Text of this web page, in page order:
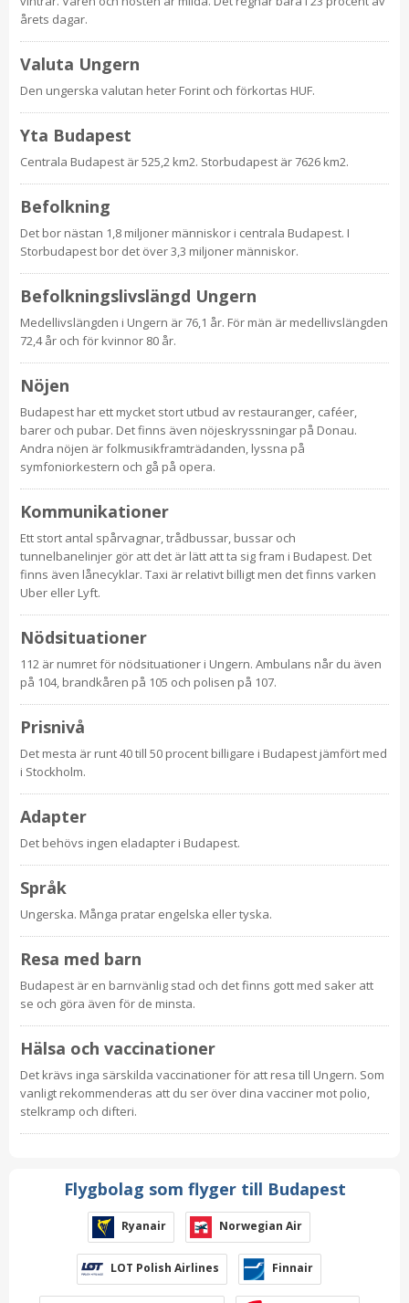
årets dagar.
Valuta Ungern
Den ungerska valutan heter Forint och förkortas HUF.
Yta Budapest
Centrala Budapest är 525,2 km2. Storbudapest är 7626 km2.
Befolkning
Det bor nästan 1,8 miljoner människor i centrala Budapest. I
Storbudapest bor det över 3,3 miljoner människor.
Befolkningslivslängd Ungern
Medellivslängden i Ungern är 76,1 år. För män är medellivslängden
72,4 år och för kvinnor 80 år.
Nöjen
Budapest har ett mycket stort utbud av restauranger, caféer,
barer och pubar. Det finns även nöjeskryssningar på Donau.
Andra nöjen är folkmusikframträdanden, lyssna på
symfoniorkestern och gå på opera.
Kommunikationer
Ett stort antal spårvagnar, trådbussar, bussar och
tunnelbanelinjer gör att det är lätt att ta sig fram i Budapest. Det
finns även lånecyklar. Taxi är relativt billigt men det finns varken
Uber eller Lyft.
Nödsituationer
112 är numret för nödsituationer i Ungern. Ambulans når du även
på 104, brandkåren på 105 och polisen på 107.
Prisnivå
Det mesta är runt 40 till 50 procent billigare i Budapest jämfört med
i Stockholm.
Adapter
Det behövs ingen eladapter i Budapest.
Språk
Ungerska. Många pratar engelska eller tyska.
Resa med barn
Budapest är en barnvänlig stad och det finns gott med saker att
se och göra även för de minsta.
Hälsa och vaccinationer
Det krävs inga särskilda vaccinationer för att resa till Ungern. Som
vanligt rekommenderas att du ser över dina vacciner mot polio,
stelkramp och difteri.
Flygbolag som flyger till Budapest
Ryanair Norwegian Air
LOT Polish Airlines Finnair